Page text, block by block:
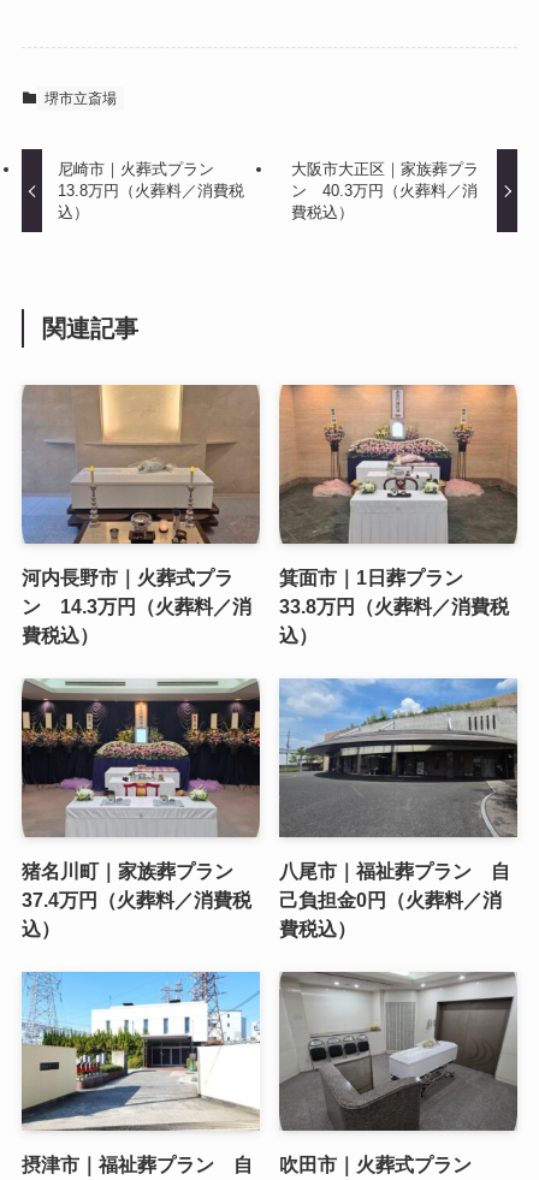
堺市立斎場
尼崎市｜火葬式プラン
13.8万円（火葬料／消費税
込）
大阪市大正区｜家族葬プラ
ン 40.3万円（火葬料／消
費税込）
関連記事
河内長野市｜火葬式プラ
ン 14.3万円（火葬料／消
費税込）
箕面市｜1日葬プラン
33.8万円（火葬料／消費税
込）
猪名川町｜家族葬プラン
37.4万円（火葬料／消費税
込）
八尾市｜福祉葬プラン 自
己負担金0円（火葬料／消
費税込）
摂津市｜福祉葬プラン 自
吹田市｜火葬式プラン